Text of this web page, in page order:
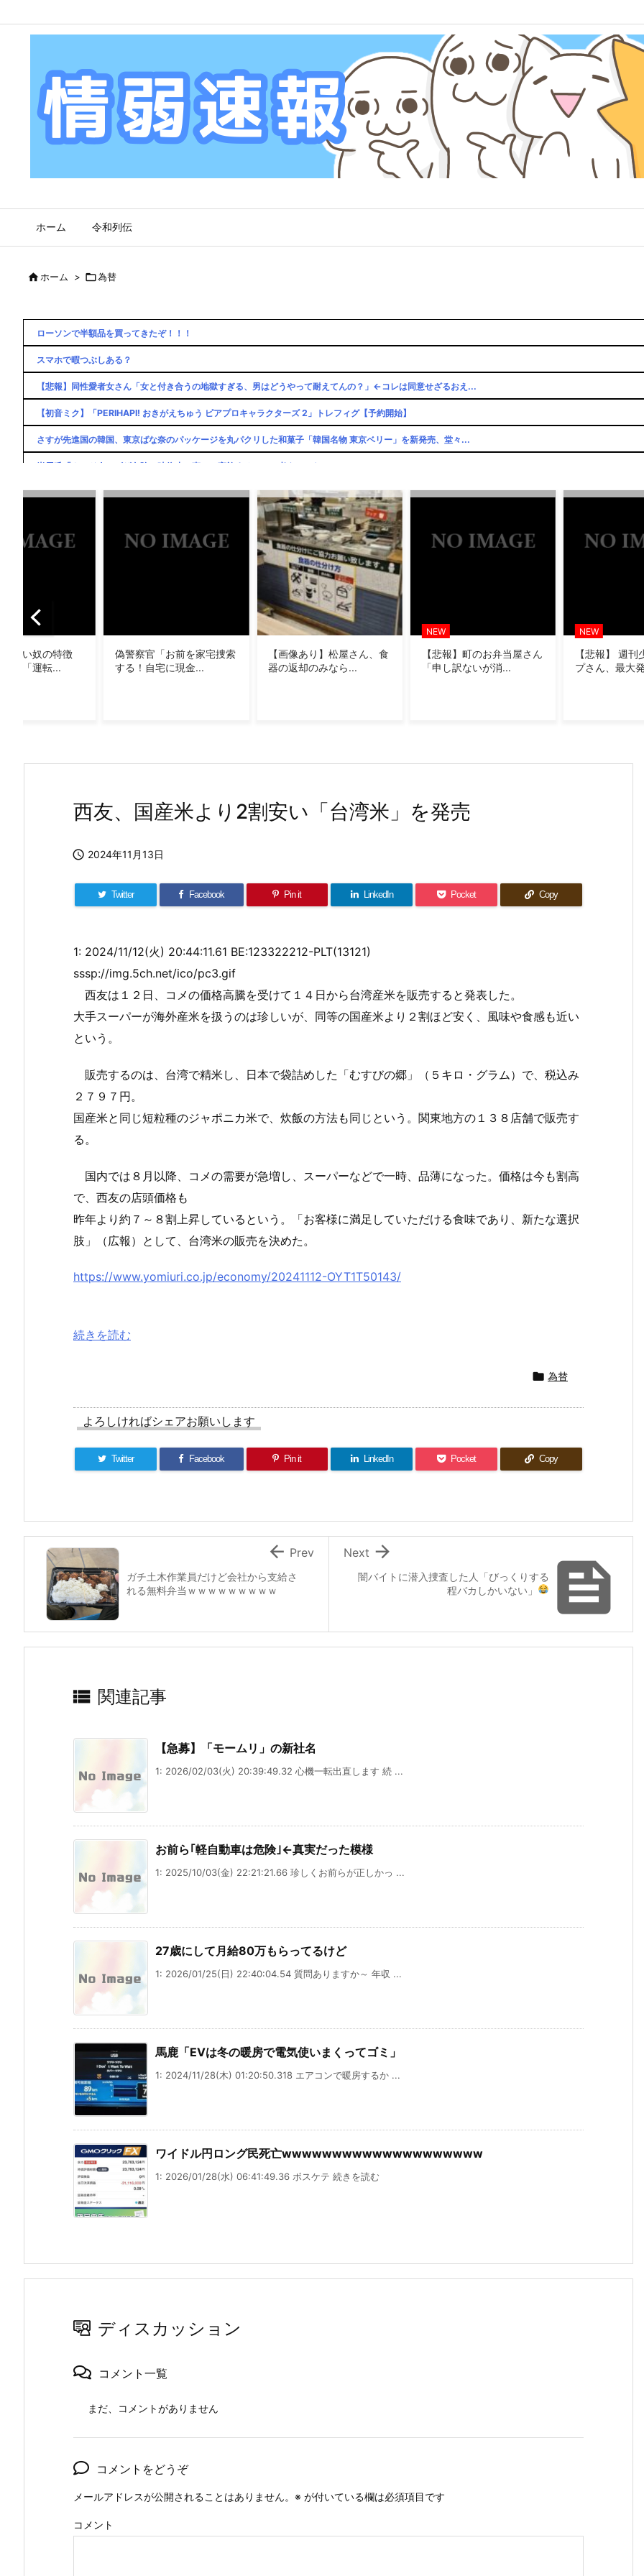
ホーム 令和列伝
ホーム > 為替
ローソンで半額品を買ってきたぞ！！！
スマホで暇つぶしある？
【悲報】同性愛者女さん「女と付き合うの地獄すぎる、男はどうやって耐えてんの？」←コレは同意せざるおえ...
【初音ミク】「PERIHAPI! おきがえちゅう ピアプロキャラクターズ 2」トレフィグ【予約開始】
さすが先進国の韓国、東京ばな奈のパッケージを丸パクリした和菓子「韓国名物 東京ベリー」を新発売、堂々...
岩屋氏「クルド人のビザ免除一時停止は直ちに実施することは考えていない」
ハードオフに売っていた4万4000円のフィギュアがヤバすぎるｗｗｗｗｗｗ「こんな高いの？ｗｗ」「逆に...
小笠原6失点KO→立浪監督「原因は本人が一番分かってる」小笠原「原因が分からない」
ゴルフアニメ「BIRDIE WING」2期、来年1月放送決定！ 新PV＆ビジュアル公開
ゴルフアニメ「BIRDIE WING」2期、来年1月放送決定！ 新PV＆ビジュアル公開
ドラゴンボール最新強さランキング、ベジータがTOP10にすら入れなくて終わる
おジャ魔女どれみ：YouTubeで全51話配信 関弘美P「ファンの方々のおかげです」
サー・クロコダイルとかいう海賊
【悲報】町のお弁当屋さん
「申し訳ないが消...
NEW
【悲報】 週刊少年ジャン
プさん、最大発行...
NEW
【悲報】ラッ
束披露するも
NEW
お前を家宅捜索
に現金...
【画像あり】松屋さん、食
器の返却のみなら...
西友、国産米より2割安い「台湾米」を発売
 2024年11月13日
Twitter Facebook Pin it LinkedIn Pocket Copy
1: 2024/11/12(火) 20:44:11.61 BE:123322212-PLT(13121)
sssp://img.5ch.net/ico/pc3.gif
西友は１２日、コメの価格高騰を受けて１４日から台湾産米を販売すると発表した。
大手スーパーが海外産米を扱うのは珍しいが、同等の国産米より２割ほど安く、風味や食感も近い
という。
販売するのは、台湾で精米し、日本で袋詰めした「むすびの郷」（５キロ・グラム）で、税込み
２７９７円。
国産米と同じ短粒種のジャポニカ米で、炊飯の方法も同じという。関東地方の１３８店舗で販売す
る。
国内では８月以降、コメの需要が急増し、スーパーなどで一時、品薄になった。価格は今も割高
で、西友の店頭価格も
昨年より約７～８割上昇しているという。「お客様に満足していただける食味であり、新たな選択
肢」（広報）として、台湾米の販売を決めた。
https://www.yomiuri.co.jp/economy/20241112-OYT1T50143/
続きを読む
 為替
よろしければシェアお願いします
Twitter Facebook Pin it LinkedIn Pocket Copy

闇バイトに潜入捜査した人「びっくりする
程バカしかいない 」

Next
ガチ土木作業員だけど会社から支給さ
れる無料弁当ｗｗｗｗｗｗｗｗｗ
 Prev
 関連記事
【急募】「モームリ」の新社名
1: 2026/02/03(火) 20:39:49.32 心機一転出直します 続 ...
お前ら｢軽自動車は危険｣←真実だった模様
1: 2025/10/03(金) 22:21:21.66 珍しくお前らが正しかっ ...
27歳にして月給80万もらってるけど
1: 2026/01/25(日) 22:40:04.54 質問ありますか～ 年収 ...
馬鹿「EVは冬の暖房で電気使いまくってゴミ」
1: 2024/11/28(木) 01:20:50.318 エアコンで暖房するか ...
ワイドル円ロング民死亡wwwwwwwwwwwwwwwwwwww
1: 2026/01/28(水) 06:41:49.36 ボスケテ 続きを読む
ディスカッション
コメント一覧
まだ、コメントがありません
コメントをどうぞ
メールアドレスが公開されることはありません。 ※ が付いている欄は必須項目です
コメント